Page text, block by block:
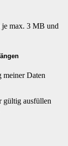
je max. 3 MB und
meiner Daten
gültig ausfüllen